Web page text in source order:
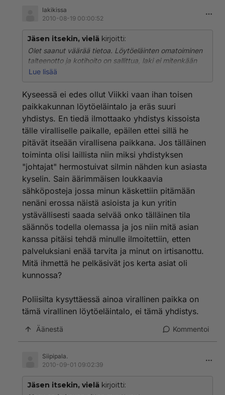
lakikissa
2010-08-19 00:00:52
Jäsen itsekin, vielä kirjoitti:
Olet saanut väärää tietoa. Löytöeläinten omatoiminen
talteenotto ja kotihoito on sallittua, laki ei mitenkään
velvoita viemään niitä kunnalliseen
Eviran (Elintarviketurvallisuusvirasto) juristeilta.
Mutta: On minullekin sanottu kunnallisesta
talteenottopaikasta, että löytämäni kissa on vietävä
sinne, että sitä ei saa pitää kotona. Tällaista tietoa
levittää ainakin Viikin löytöeläintalo.
Talteenottopaikoilla ei kuitenkaan siis lain mukaan ole
mitään oikeutta vaatia löytöeläimiä toimitettavaksi
tiloihinsa.
Löytökissan talteenottaja voi siis vallan hyvin toimia
siten kuin tiedän useiden pienten
eläinsuojeluyhdistysten ja yksityisten eläinrakkaiden
talteenottopaikkaan (ja mielellään myös lähikuntiin,
sillä kissat voivat liikkua kesällä kauaksikin), nettiin
(www.karkurit.fi ym.) ja kauppojen ym. ilmoitustaululle.
Sen jälkeen hoitaa eläintä yhdistyksen tiloissa tai
kotonaan maksaen sen tarvitseman lääkärinhoidon. Ja
Jos eläimen omistaja myöhemmin löytää lemmikkinsä
tulee lakinäkökulmasta selvitettäväksi lähinnä se, onko
hän aktiivisesti etsinyt eläintään (jos ei, kyseessä on
mahdollisuus saada tieto sen olinpaikasta. Omistajalta
viralliseen talteenottopaikkaan.
Lue lisää
Kyseessä ei edes ollut Viikki vaan ihan toisen
paikkakunnan löytöeläintalo ja eräs suuri
yhdistys. En tiedä ilmottaako yhdistys kissoista
tälle viralliselle paikalle, epäilen ettei sillä he
pitävät itseään virallisena paikkana. Jos tälläinen
toiminta olisi laillista niin miksi yhdistyksen
"johtajat" hermostuivat silmin nähden kun asiasta
kyselin. Sain äärimmäisen loukkaavia
sähköposteja jossa minun käskettiin pitämään
nenäni erossa näistä asioista ja kun yritin
ystävällisesti saada selvää onko tälläinen tila
säännös todella olemassa ja jos niin mitä asian
kanssa pitäisi tehdä minulle ilmoitettiin, etten
palveluksiani enää tarvita ja minut on irtisanottu.
Mitä ihmettä he pelkäsivät jos kerta asiat oli
kunnossa?
Poliisilta kysyttäessä ainoa virallinen paikka on
tämä virallinen löytöeläintalo, ei tämä yhdistys.
Äänestä Kommentoi
Siipipala.
2010-09-01 09:02:39
Jäsen itsekin, vielä kirjoitti: